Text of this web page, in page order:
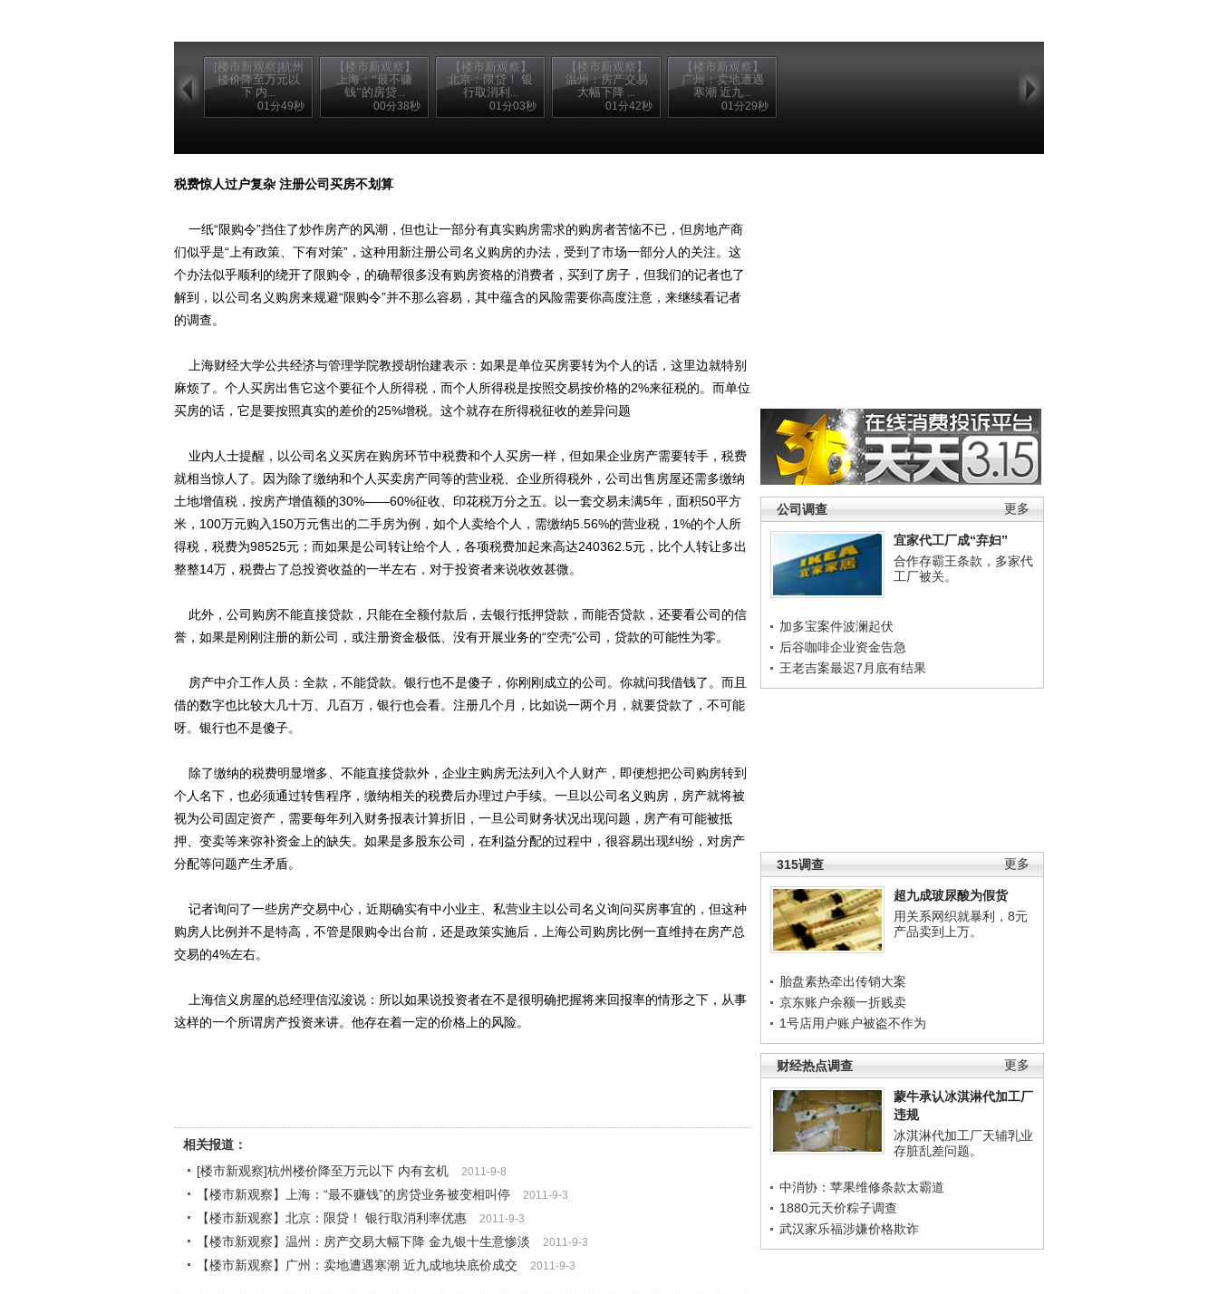
[楼市新观察]杭州
楼价降至万元以
下 内...
01分49秒
【楼市新观察】
上海：“最不赚
钱”的房贷...
00分38秒
【楼市新观察】
北京：限贷！ 银
行取消利...
01分03秒
【楼市新观察】
温州：房产交易
大幅下降 ...
01分42秒
【楼市新观察】
广州：卖地遭遇
寒潮 近九...
01分29秒
更多
公司调查
宜家代工厂成“弃妇”
合作存霸王条款，多家代
工厂被关。
加多宝案件波澜起伏
后谷咖啡企业资金告急
王老吉案最迟7月底有结果
更多
315调查
超九成玻尿酸为假货
用关系网织就暴利，8元
产品卖到上万。
胎盘素热牵出传销大案
京东账户余额一折贱卖
1号店用户账户被盗不作为
更多
财经热点调查
蒙牛承认冰淇淋代加工厂
违规
冰淇淋代加工厂天辅乳业
存脏乱差问题。
中消协：苹果维修条款太霸道
1880元天价粽子调查
武汉家乐福涉嫌价格欺诈
税费惊人过户复杂 注册公司买房不划算
一纸“限购令”挡住了炒作房产的风潮，但也让一部分有真实购房需求的购房者苦恼不已，但房地产商
们似乎是“上有政策、下有对策”，这种用新注册公司名义购房的办法，受到了市场一部分人的关注。这
个办法似乎顺利的绕开了限购令，的确帮很多没有购房资格的消费者，买到了房子，但我们的记者也了
解到，以公司名义购房来规避“限购令”并不那么容易，其中蕴含的风险需要你高度注意，来继续看记者
的调查。
上海财经大学公共经济与管理学院教授胡怡建表示：如果是单位买房要转为个人的话，这里边就特别
麻烦了。个人买房出售它这个要征个人所得税，而个人所得税是按照交易按价格的2%来征税的。而单位
买房的话，它是要按照真实的差价的25%增税。这个就存在所得税征收的差异问题
业内人士提醒，以公司名义买房在购房环节中税费和个人买房一样，但如果企业房产需要转手，税费
就相当惊人了。因为除了缴纳和个人买卖房产同等的营业税、企业所得税外，公司出售房屋还需多缴纳
土地增值税，按房产增值额的30%——60%征收、印花税万分之五。以一套交易未满5年，面积50平方
米，100万元购入150万元售出的二手房为例，如个人卖给个人，需缴纳5.56%的营业税，1%的个人所
得税，税费为98525元；而如果是公司转让给个人，各项税费加起来高达240362.5元，比个人转让多出
整整14万，税费占了总投资收益的一半左右，对于投资者来说收效甚微。
此外，公司购房不能直接贷款，只能在全额付款后，去银行抵押贷款，而能否贷款，还要看公司的信
誉，如果是刚刚注册的新公司，或注册资金极低、没有开展业务的“空壳”公司，贷款的可能性为零。
房产中介工作人员：全款，不能贷款。银行也不是傻子，你刚刚成立的公司。你就问我借钱了。而且
借的数字也比较大几十万、几百万，银行也会看。注册几个月，比如说一两个月，就要贷款了，不可能
呀。银行也不是傻子。
除了缴纳的税费明显增多、不能直接贷款外，企业主购房无法列入个人财产，即便想把公司购房转到
个人名下，也必须通过转售程序，缴纳相关的税费后办理过户手续。一旦以公司名义购房，房产就将被
视为公司固定资产，需要每年列入财务报表计算折旧，一旦公司财务状况出现问题，房产有可能被抵
押、变卖等来弥补资金上的缺失。如果是多股东公司，在利益分配的过程中，很容易出现纠纷，对房产
分配等问题产生矛盾。
记者询问了一些房产交易中心，近期确实有中小业主、私营业主以公司名义询问买房事宜的，但这种
购房人比例并不是特高，不管是限购令出台前，还是政策实施后，上海公司购房比例一直维持在房产总
交易的4%左右。
上海信义房屋的总经理信泓浚说：所以如果说投资者在不是很明确把握将来回报率的情形之下，从事
这样的一个所谓房产投资来讲。他存在着一定的价格上的风险。
相关报道：
[楼市新观察]杭州楼价降至万元以下 内有玄机
2011-9-8
【楼市新观察】上海：“最不赚钱”的房贷业务被变相叫停 2011-9-3
【楼市新观察】北京：限贷！ 银行取消利率优惠 2011-9-3
【楼市新观察】温州：房产交易大幅下降 金九银十生意惨淡 2011-9-3
【楼市新观察】广州：卖地遭遇寒潮 近九成地块底价成交 2011-9-3